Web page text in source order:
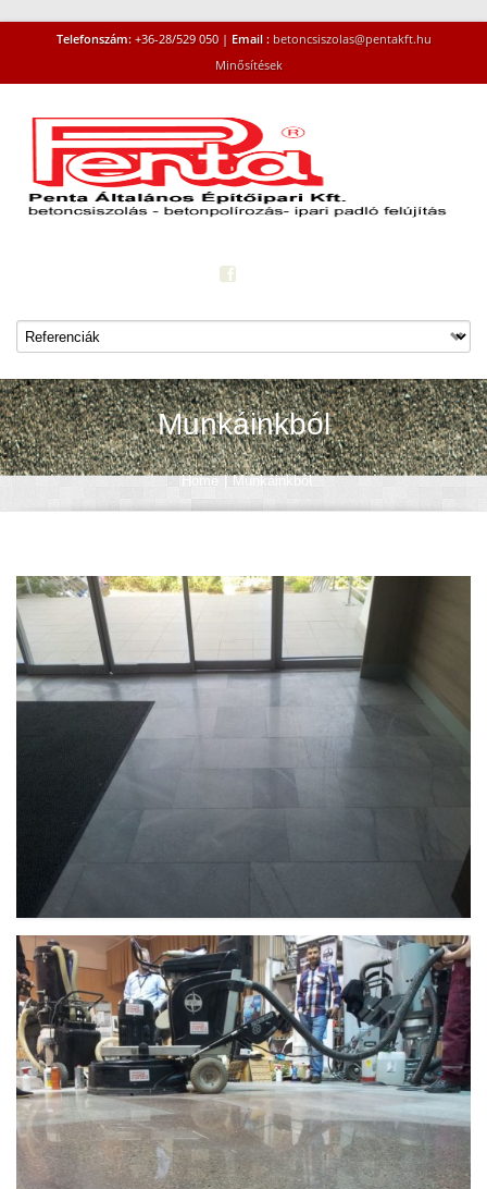
Telefonszám:+36-28/529 050 | Email : betoncsiszolas@pentakft.hu
Minősítések
Munkáinkból
Home | Munkáinkból